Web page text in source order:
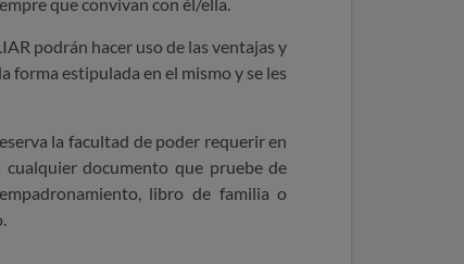
que convivan con él/ella.
podrán hacer uso de las ventajas y
forma estipulada en el mismo y se les
la facultad de poder requerir en
documento que pruebe de
libro de familia o